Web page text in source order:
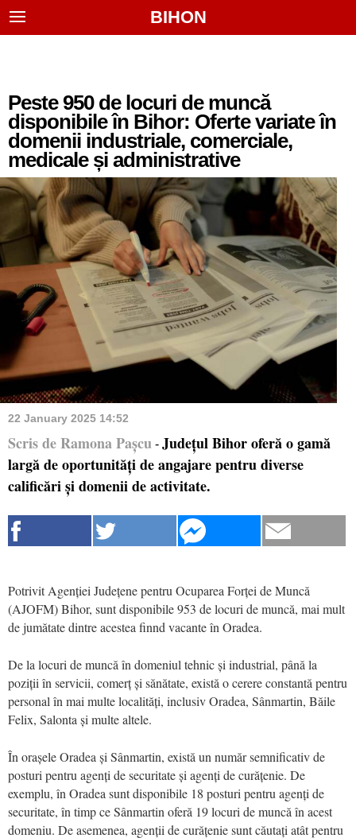
BIHON
Peste 950 de locuri de muncă
disponibile în Bihor: Oferte variate în
domenii industriale, comerciale,
medicale și administrative
22 January 2025 14:52
Scris de Ramona Pașcu - Județul Bihor oferă o gamă
largă de oportunități de angajare pentru diverse
calificări și domenii de activitate.
Potrivit Agenției Județene pentru Ocuparea Forței de Muncă
(AJOFM) Bihor, sunt disponibile 953 de locuri de muncă, mai mult
de jumătate dintre acestea finnd vacante în Oradea.
De la locuri de muncă în domeniul tehnic și industrial, până la
poziții în servicii, comerț și sănătate, există o cerere constantă pentru
personal în mai multe localități, inclusiv Oradea, Sânmartin, Băile
Felix, Salonta și multe altele.
În orașele Oradea și Sânmartin, există un număr semnificativ de
posturi pentru agenți de securitate și agenți de curățenie. De
exemplu, în Oradea sunt disponibile 18 posturi pentru agenți de
securitate, în timp ce Sânmartin oferă 19 locuri de muncă în acest
domeniu. De asemenea, agenții de curățenie sunt căutați atât pentru